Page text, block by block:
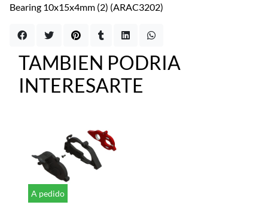
Bearing 10x15x4mm (2) (ARAC3202)
TAMBIEN PODRIA
INTERESARTE
A pedido